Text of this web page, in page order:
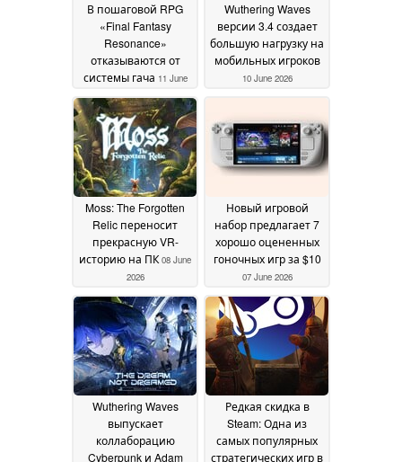
В пошаговой RPG
«Final Fantasy
Resonance»
отказываются от
системы гача 11 June
2026
Wuthering Waves
версии 3.4 создает
большую нагрузку на
мобильных игроков
10 June 2026
Moss: The Forgotten
Relic переносит
прекрасную VR-
историю на ПК08 June
2026
Новый игровой
набор предлагает 7
хорошо оцененных
гоночных игр за $10
07 June 2026
Wuthering Waves
выпускает
коллаборацию
Cyberpunk и Adam
Редкая скидка в
Steam: Одна из
самых популярных
стратегических игр в